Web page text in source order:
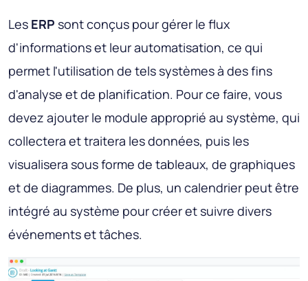
Les ERP sont conçus pour gérer le flux
d'informations et leur automatisation, ce qui
permet l'utilisation de tels systèmes à des fins
d'analyse et de planification. Pour ce faire, vous
devez ajouter le module approprié au système, qui
collectera et traitera les données, puis les
visualisera sous forme de tableaux, de graphiques
et de diagrammes. De plus, un calendrier peut être
intégré au système pour créer et suivre divers
événements et tâches.